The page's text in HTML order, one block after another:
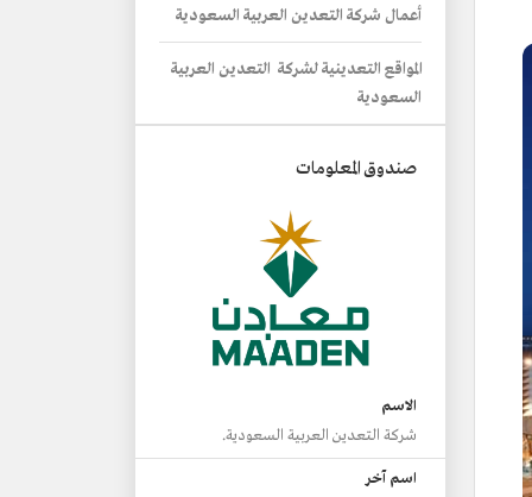
أعمال شركة التعدين العربية السعودية
المواقع التعدينية لشركة التعدين العربية
السعودية
صندوق المعلومات
الاسم
شركة التعدين العربية السعودية.
اسم آخر